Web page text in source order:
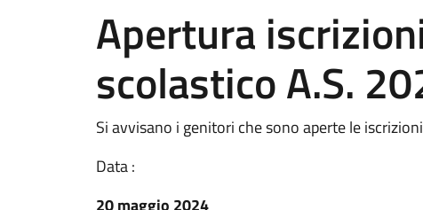
Apertura
scolastico A.S.
Si avvisano i genitori che sono aperte le
Data :
20 maggio 2024